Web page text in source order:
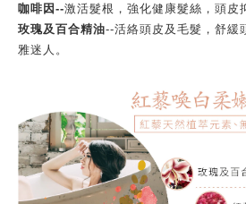
咖啡因--激活髮根，強化健康髮絲，頭皮
玫瑰及百合精油--活絡頭皮及毛髮，舒緩
雅迷人。